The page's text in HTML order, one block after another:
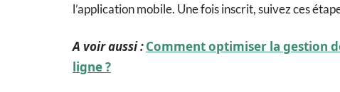
l’application mobile. Une fois inscrit, suivez ces
A voir aussi :Comment optimiser la gestion
ligne ?